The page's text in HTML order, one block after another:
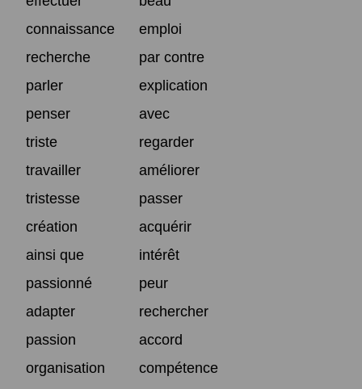
connaissance
emploi
recherche
par contre
parler
explication
penser
avec
triste
regarder
travailler
améliorer
tristesse
passer
création
acquérir
ainsi que
intérêt
passionné
peur
adapter
rechercher
passion
accord
organisation
compétence